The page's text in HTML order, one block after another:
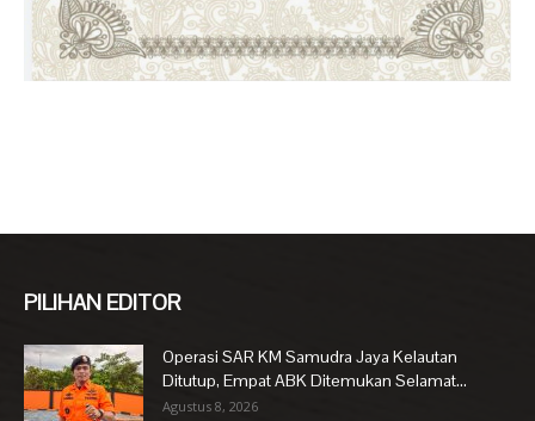
PILIHAN EDITOR
Operasi SAR KM Samudra Jaya Kelautan
Ditutup, Empat ABK Ditemukan Selamat...
Agustus 8, 2026